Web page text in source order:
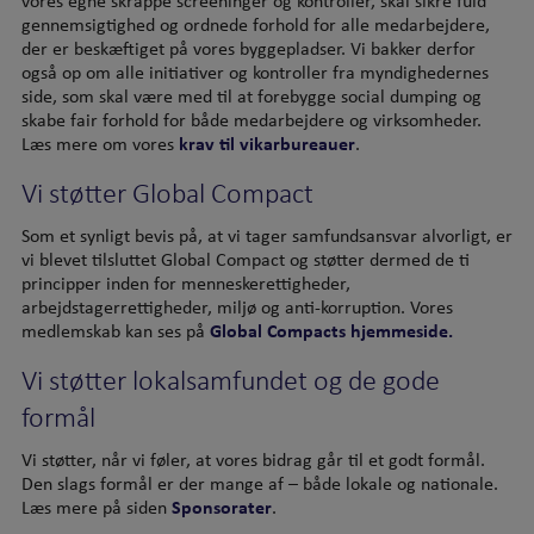
gennemsigtighed og ordnede forhold for alle medarbejdere,
der er beskæftiget på vores byggepladser. Vi bakker derfor
også op om alle initiativer og kontroller fra myndighedernes
side, som skal være med til at forebygge social dumping og
skabe fair forhold for både medarbejdere og virksomheder.
Læs mere om vores krav til vikarbureauer.
Vi støtter Global Compact
Som et synligt bevis på, at vi tager samfundsansvar alvorligt, er
vi blevet tilsluttet Global Compact og støtter dermed de ti
principper inden for menneskerettigheder,
arbejdstagerrettigheder, miljø og anti-korruption. Vores
medlemskab kan ses på Global Compacts hjemmeside.
Vi støtter lokalsamfundet og de gode
formål
Vi støtter, når vi føler, at vores bidrag går til et godt formål.
Den slags formål er der mange af – både lokale og nationale.
Læs mere på sidenSponsorater.